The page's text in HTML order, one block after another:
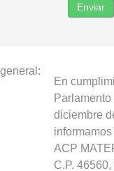
Enviar
En
diciembre
ACP
C.P.